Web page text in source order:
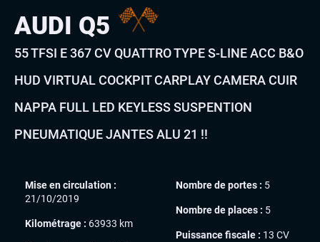
AUDI Q5
55 TFSI E 367 CV QUATTRO TYPE S-LINE ACC B&O
HUD VIRTUAL COCKPIT CARPLAY CAMERA CUIR
NAPPA FULL LED KEYLESS SUSPENTION
PNEUMATIQUE JANTES ALU 21 !!
Mise en circulation :
21/10/2019
Kilométrage : 63933 km
Nombre de portes : 5
Nombre de places : 5
Puissance fiscale : 13 CV